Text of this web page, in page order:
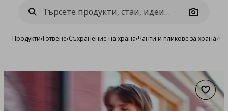
Camera
Продукти›Готвене›Съхранение на храна›Чанти и пликове за храна›